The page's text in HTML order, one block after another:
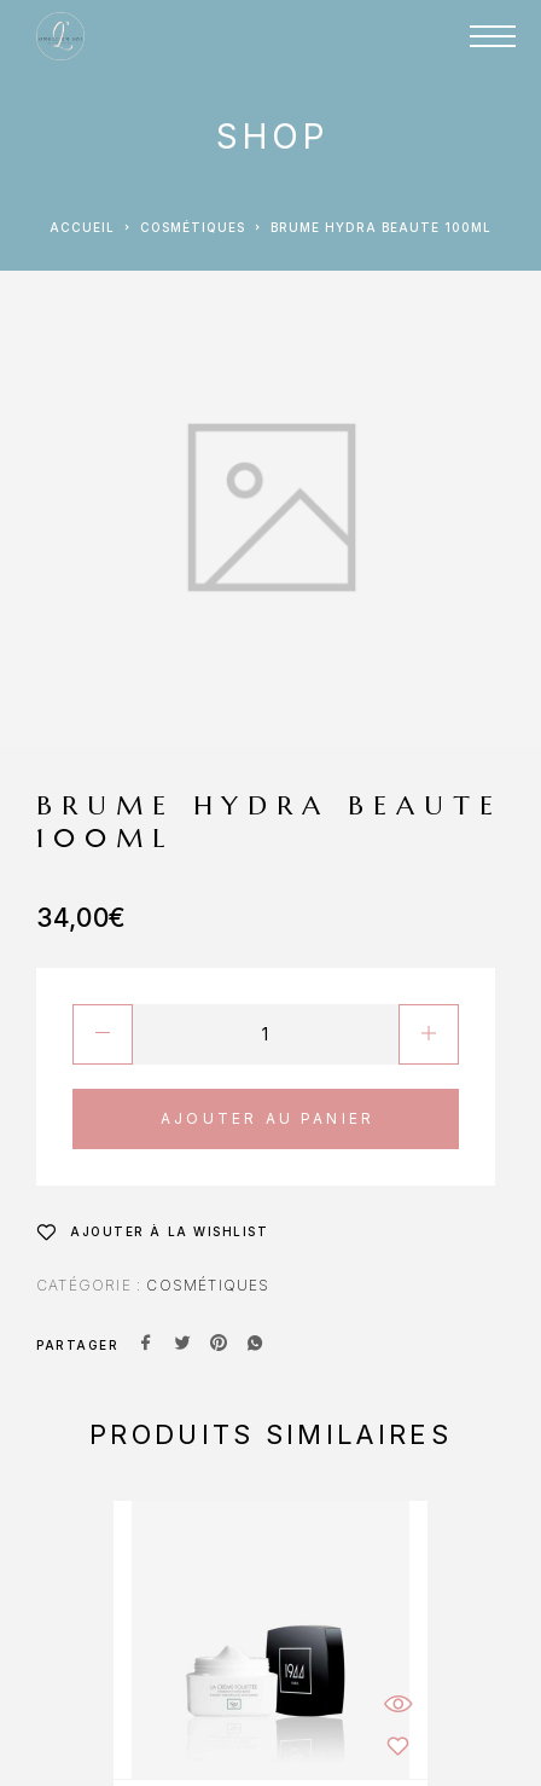
SHOP
ACCUEIL COSMÉTIQUES BRUME HYDRA BEAUTE 100ML
BRUME HYDRA BEAUTE
100ML
34,00€
AJOUTER AU PANIER
AJOUTER À LA WISHLIST
CATÉGORIE : COSMÉTIQUES
PARTAGER
PRODUITS SIMILAIRES